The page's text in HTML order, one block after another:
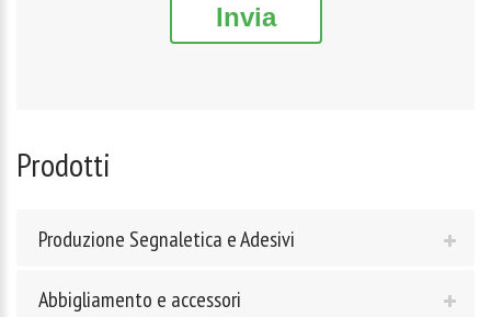
Invia
Prodotti
Produzione Segnaletica e Adesivi
Abbigliamento e accessori